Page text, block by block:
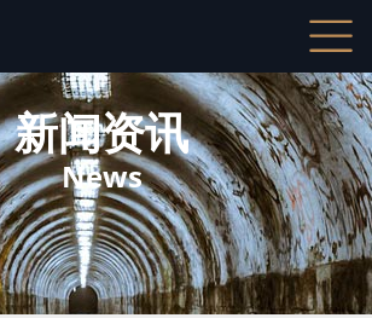
新闻资讯
News